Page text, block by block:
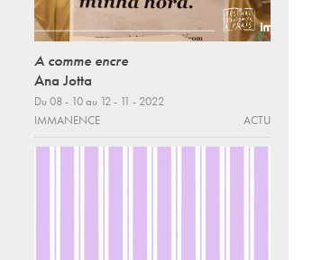
A comme encre
Ana Jotta
Du 08 - 10 au 12 - 11 - 2022
IMMANENCE
ACTU